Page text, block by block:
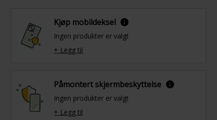
Kjøp mobildeksel
Ingen produkter er valgt
+ Legg til
Påmontert skjermbeskyttelse
Ingen produkter er valgt
+ Legg til